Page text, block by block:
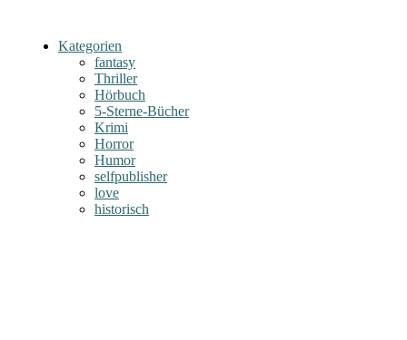
Kategorien
fantasy
Thriller
Hörbuch
5-Sterne-Bücher
Krimi
Horror
Humor
selfpublisher
love
historisch